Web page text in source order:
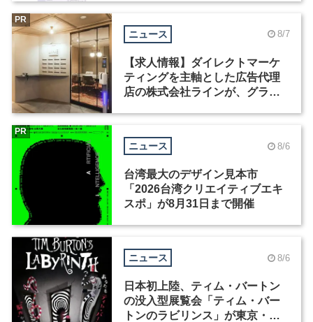
ニュース 8/7
【求人情報】ダイレクトマーケ
ティングを主軸とした広告代理
店の株式会社ラインが、グラフ
PR
ニュース 8/6
台湾最大のデザイン見本市
「2026台湾クリエイティブエキ
スポ」が8月31日まで開催
PR
ニュース 8/6
日本初上陸、ティム・バートン
の没入型展覧会「ティム・バー
トンのラビリンス」が東京・豊